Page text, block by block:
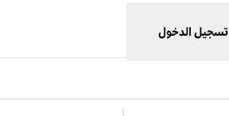
تسجيل الدخول